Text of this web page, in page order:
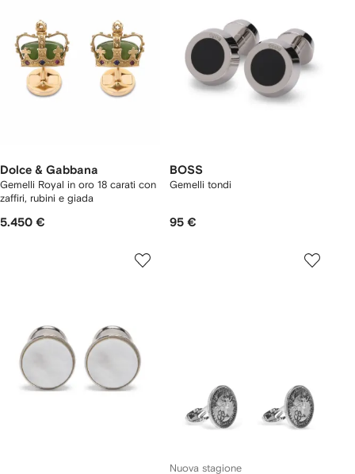
Dolce & Gabbana
Gemelli Royal in oro 18 carati con
zaffiri, rubini e giada
5.450 €
BOSS
Gemelli tondi
95 €
Nuova stagione